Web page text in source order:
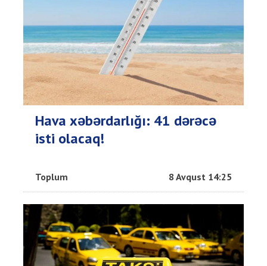
Hava xəbərdarlığı: 41 dərəcə
isti olacaq!
Toplum 8 Avqust 14:25